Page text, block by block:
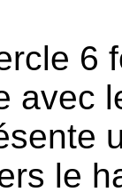
6
avec
le